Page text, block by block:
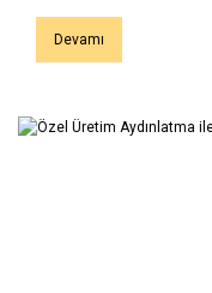
Devamı